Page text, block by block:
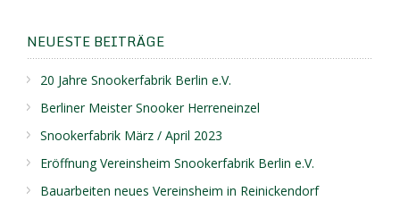
NEUESTE BEITRÄGE
20 Jahre Snookerfabrik Berlin e.V.
Berliner Meister Snooker Herreneinzel
Snookerfabrik März / April 2023
Eröffnung Vereinsheim Snookerfabrik Berlin e.V.
Bauarbeiten neues Vereinsheim in Reinickendorf